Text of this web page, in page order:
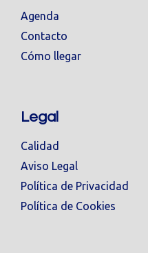
Agenda
Contacto
Cómo llegar
Legal
Calidad
Aviso Legal
Política de Privacidad
Política de Cookies